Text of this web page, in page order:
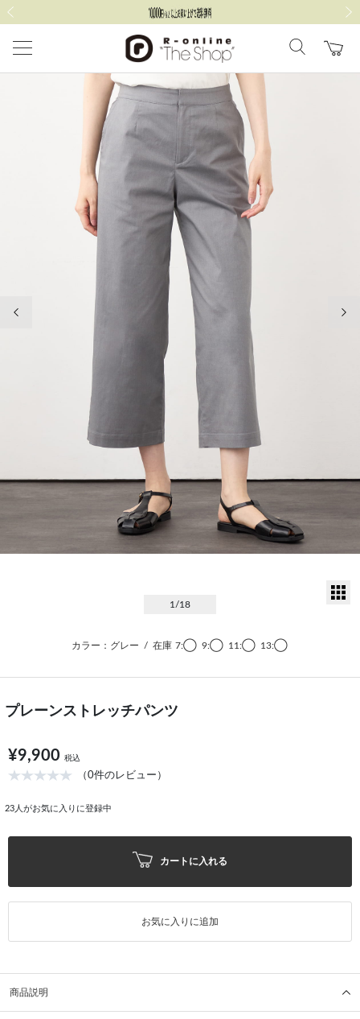
1 /18
カラー：グレー / 在庫 7:◯ 9:◯ 11:◯ 13:◯
プレーンストレッチパンツ
¥9,900 税込
（0件のレビュー）
23 人がお気に入りに登録中
カートに入れる
お気に入りに追加
商品説明